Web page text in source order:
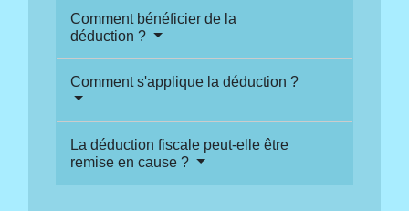
Comment bénéficier de la
déduction ?
Comment s'applique la déduction ?
La déduction fiscale peut-elle être
remise en cause ?